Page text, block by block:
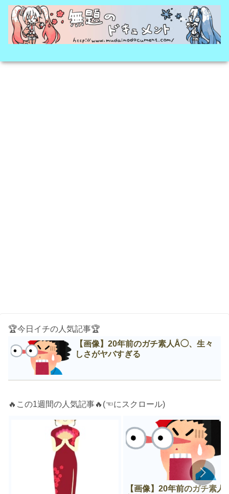
🏆今日イチの人気記事🏆
【画像】20年前のガチ素人Å◯、生々
しさがヤバすぎる
🔥この1週間の人気記事🔥(☜にスクロール)
【画像】20年前のガチ素人